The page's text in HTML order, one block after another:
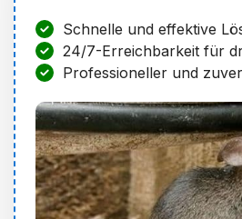
Schnelle und effektive
24/7-Erreichbarkeit für
Professioneller und